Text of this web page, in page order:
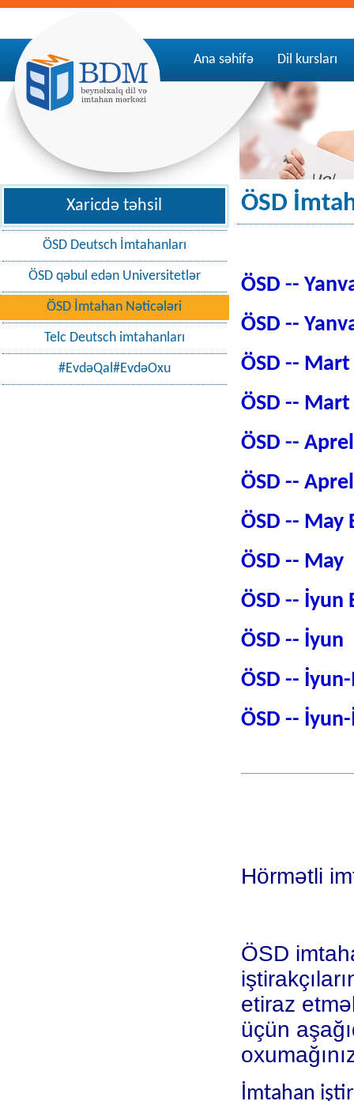
Ana səhifə Dil kursları
Xaricdə təhsil
ÖSD Deutsch İmtahanları
ÖSD qəbul edən Universitetlər
ÖSD İmtahan Nəticələri
Telc Deutsch imtahanları
#EvdəQal#EvdəOxu
ÖSD
ÖSD --
ÖSD --
ÖSD --
ÖSD --
ÖSD --
ÖSD --
ÖSD -- May
ÖSD -- May
ÖSD -- İyun
ÖSD -- İyun
ÖSD --
ÖSD --
Hörmətli
ÖSD
etiraz
üçün
İmtahan